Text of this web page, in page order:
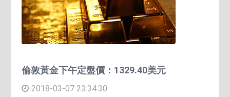
倫敦黃金下午定盤價：1329.40美元
2018-03-07 23:34:30